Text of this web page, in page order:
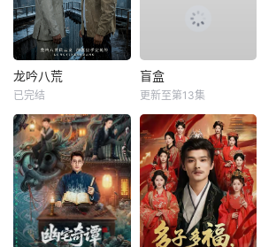
龙吟八荒
已完结
盲盒
更新至第13集